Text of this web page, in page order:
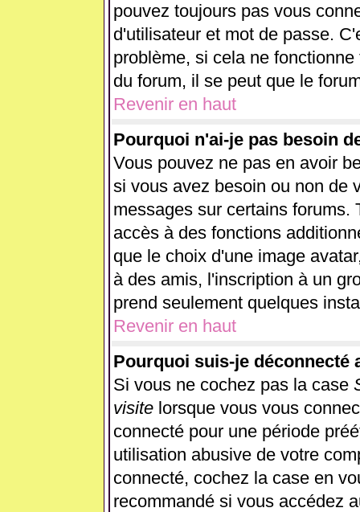
pouvez toujours pas vous
d'utilisateur et mot de passe.
problème, si cela ne
du forum, il se peut que le
Revenir en haut
Pourquoi n'ai-je pas besoin
Vous pouvez ne pas en avoir
si vous avez besoin ou non de
messages sur certains forums.
accès à des fonctions
que le choix d'une image
à des amis, l'inscription à un
prend seulement quelques
Revenir en haut
Pourquoi suis-je déconnecté
Si vous ne cochez pas la case
visitelorsque vous vous
connecté pour une période
utilisation abusive de votre
connecté, cochez la case en
recommandé si vous accédez